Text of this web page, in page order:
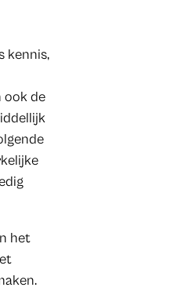
kennis,
ook de
het